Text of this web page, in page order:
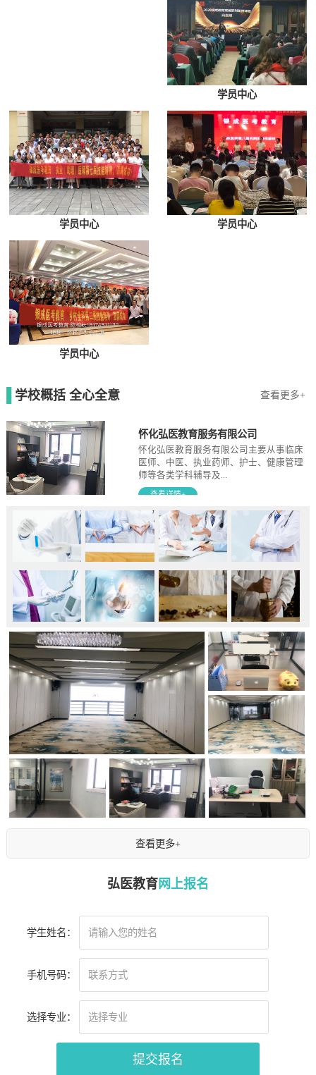
学员中心
学员中心 学员中心
学员中心
学校概括 全心全意 查看更多+
怀化弘医教育服务有限公司
怀化弘医教育服务有限公司主要从事临床
医师、中医、执业药师、护士、健康管理
师等各类学科辅导及...
查看详情+
查看更多+
弘医教育网上报名
学生姓名：
手机号码：
选择专业：